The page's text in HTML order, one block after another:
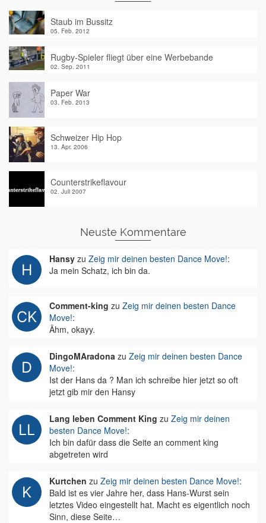
Staub im Bussitz
05. Feb. 2012
Rugby-Spieler fliegt über eine Werbebande
02. Sep. 2011
Paper War
03. Feb. 2013
Schweizer Hip Hop
13. Apr. 2006
Counterstrikeflavour
02. Juli 2007
Neuste Kommentare
Hansy zu Zeig mir deinen besten Dance Move!:
Ja mein Schatz, ich bin da.
Comment-king zu Zeig mir deinen besten Dance
Move!:
Ähm, okayy.
DingoMAradona zu Zeig mir deinen besten Dance
Move!:
Ist der Hans da ? Man ich schreibe hier jetzt so oft
jetzt gib mir den Hansy
Lang leben Comment King zu Zeig mir deinen
besten Dance Move!:
Ich bin dafür dass die Seite an comment king
abgetreten wird
Kurtchen zu Zeig mir deinen besten Dance Move!:
Bald ist es vier Jahre her, dass Hans-Wurst sein
letztes Video eingestellt hat. Macht es eigentlich noch
Sinn, diese Seite…